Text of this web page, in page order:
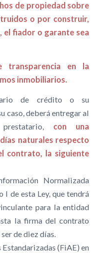
de propiedad sobre
o por construir,
el fiador o garante sea
transparencia en la
inmobiliarios.
de crédito o su
caso, deberá entregar al
con una
naturales respecto
contrato, la siguiente
Normalizada
I de esta Ley, que tendrá
para la entidad
la firma del contrato
de diez días.
(FiAE) en